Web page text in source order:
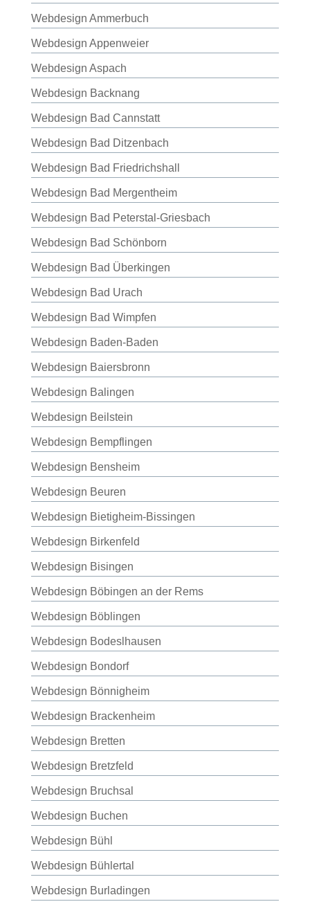
Webdesign Ammerbuch
Webdesign Appenweier
Webdesign Aspach
Webdesign Backnang
Webdesign Bad Cannstatt
Webdesign Bad Ditzenbach
Webdesign Bad Friedrichshall
Webdesign Bad Mergentheim
Webdesign Bad Peterstal-Griesbach
Webdesign Bad Schönborn
Webdesign Bad Überkingen
Webdesign Bad Urach
Webdesign Bad Wimpfen
Webdesign Baden-Baden
Webdesign Baiersbronn
Webdesign Balingen
Webdesign Beilstein
Webdesign Bempflingen
Webdesign Bensheim
Webdesign Beuren
Webdesign Bietigheim-Bissingen
Webdesign Birkenfeld
Webdesign Bisingen
Webdesign Böbingen an der Rems
Webdesign Böblingen
Webdesign Bodeslhausen
Webdesign Bondorf
Webdesign Bönnigheim
Webdesign Brackenheim
Webdesign Bretten
Webdesign Bretzfeld
Webdesign Bruchsal
Webdesign Buchen
Webdesign Bühl
Webdesign Bühlertal
Webdesign Burladingen